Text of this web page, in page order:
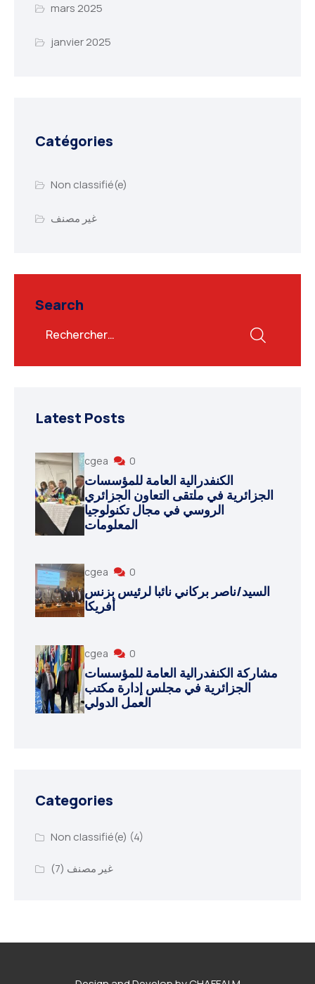
mars 2025
janvier 2025
Catégories
Non classifié(e)
غير مصنف
Search
Latest Posts
cgea 0
الكنفدرالية العامة للمؤسسات
الجزائرية في ملتقى التعاون الجزائري
الروسي في مجال تكنولوجيا
المعلومات
cgea 0
السيد/ناصر بركاني نائبا لرئيس بزنس
أفريكا
cgea 0
مشاركة الكنفدرالية العامة للمؤسسات
الجزائرية في مجلس إدارة مكتب
العمل الدولي
Categories
Non classifié(e) (4)
غير مصنف (7)